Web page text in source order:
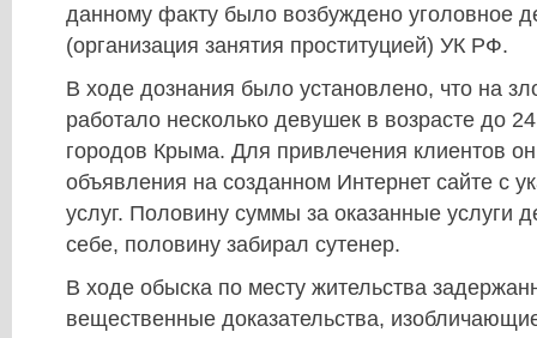
данному факту было возбуждено уголовное
(организация занятия проституцией) УК РФ.
В ходе дознания было установлено, что на
работало несколько девушек в возрасте до
городов Крыма. Для привлечения клиентов
объявления на созданном Интернет сайте с
услуг. Половину суммы за оказанные услуги
себе, половину забирал сутенер.
В ходе обыска по месту жительства
вещественные доказательства,